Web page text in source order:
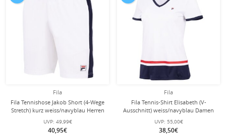
Fila
Fila Tennishose Jakob Short (4-Wege
Stretch) kurz weiss/navyblau Herren
UVP: 49,99€
40,95€
Fila
Fila Tennis-Shirt Elisabeth (V-
Ausschnitt) weiss/navyblau Damen
UVP: 55,00€
38,50€